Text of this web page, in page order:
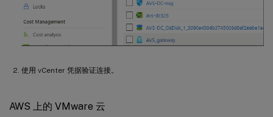
使用 vCenter 凭据验证连接。
AWS 上的 VMware 云